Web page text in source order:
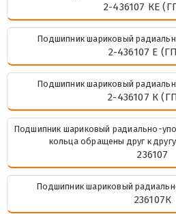
2-436107 КЕ
Подшипник шариковый
2-436107 Е
Подшипник шариковый
2-436107 К
Подшипник шариковый радиально-
кольца обращены друг к
236107
Подшипник шариковый
236107К